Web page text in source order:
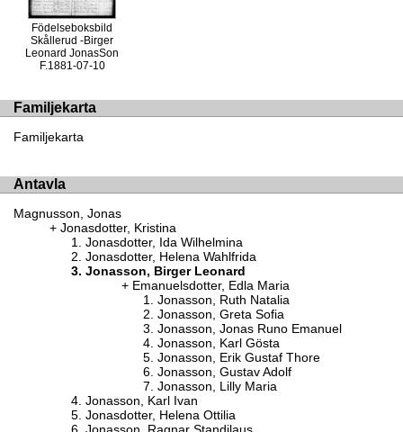
Födelseboksbild
Skållerud -Birger
Leonard JonasSon
F.1881-07-10
Familjekarta
Familjekarta
Antavla
Magnusson, Jonas
Jonasdotter, Kristina
Jonasdotter, Ida Wilhelmina
Jonasdotter, Helena Wahlfrida
Jonasson, Birger Leonard
Emanuelsdotter, Edla Maria
Jonasson, Ruth Natalia
Jonasson, Greta Sofia
Jonasson, Jonas Runo Emanuel
Jonasson, Karl Gösta
Jonasson, Erik Gustaf Thore
Jonasson, Gustav Adolf
Jonasson, Lilly Maria
Jonasson, Karl Ivan
Jonasdotter, Helena Ottilia